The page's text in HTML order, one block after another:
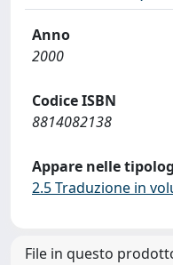
Anno
2000
Codice ISBN
8814082138
Appare nelle
2.5 Traduzione in
File in questo